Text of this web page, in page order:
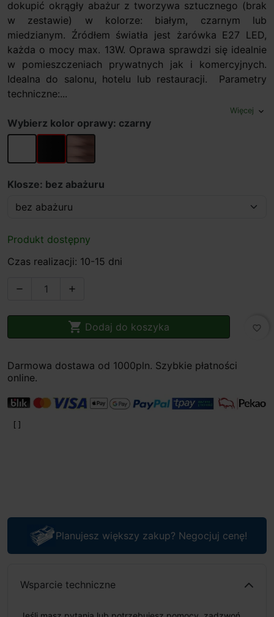
dokupić okrągły abażur z tworzywa sztucznego (brak
w zestawie) w kolorze: białym, czarnym lub
miedzianym. Źródłem światła jest żarówka E27 LED,
każda o mocy max. 13W. Oprawa sprawdzi się idealnie
w pomieszczeniach prywatnych jak i komercyjnych.
Idealna do salonu, hotelu lub restauracji. Parametry
techniczne:...
Więcej expand_more
Wybierz kolor oprawy: czarny
biały czarnymiedziany
Klosze: bez abażuru
Produkt dostępny
Czas realizacji: 10-15 dni
 
 Dodaj do koszyka favorite_border
Darmowa dostawa od 1000pln. Szybkie płatności
online.
Planujesz większy zakup? Negocjuj cenę!
Wsparcie techniczne